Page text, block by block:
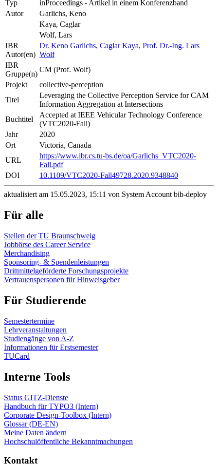
Typ
inProceedings - Artikel in einem Konferenzband
Autor
Garlichs, Keno
Kaya, Caglar
Wolf, Lars
IBR
Autor(en)
Dr. Keno Garlichs, Caglar Kaya, Prof. Dr.-Ing. Lars
Wolf
IBR
Gruppe(n)
CM (Prof. Wolf)
Projekt
collective-perception
Titel
Leveraging the Collective Perception Service for CAM
Information Aggregation at Intersections
Buchtitel
Accepted at IEEE Vehicular Technology Conference
(VTC2020-Fall)
Jahr
2020
Ort
Victoria, Canada
URL
https://www.ibr.cs.tu-bs.de/oa/Garlichs_VTC2020-
Fall.pdf
DOI
10.1109/VTC2020-Fall49728.2020.9348840
aktualisiert am 15.05.2023, 15:11 von System Account bib-deploy
Für alle
Stellen der TU Braunschweig
Jobbörse des Career Service
Merchandising
Sponsoring- & Spendenleistungen
Drittmittelgeförderte Forschungsprojekte
Vertrauenspersonen für Hinweisgeber
Für Studierende
Semestertermine
Lehrveranstaltungen
Studiengänge von A-Z
Informationen für Erstsemester
TUCard
Interne Tools
Status GITZ-Dienste
Handbuch für TYPO3 (Intern)
Corporate Design-Toolbox (Intern)
Glossar (DE-EN)
Meine Daten ändern
Hochschulöffentliche Bekanntmachungen
Kontakt